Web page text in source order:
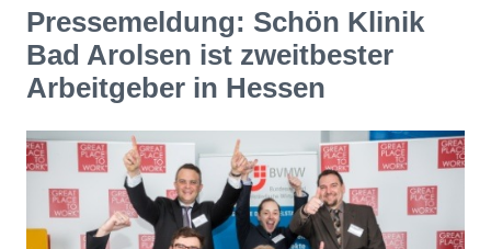
Pressemeldung: Schön Klinik
Bad Arolsen ist zweitbester
Arbeitgeber in Hessen